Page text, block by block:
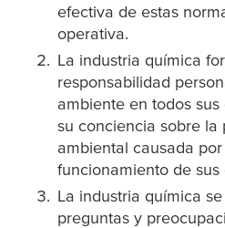
efectiva de estas
operativa.
La industria química
responsabilidad
ambiente en todos
su conciencia sobre la
ambiental causada
funcionamiento de sus
La industria química
preguntas y